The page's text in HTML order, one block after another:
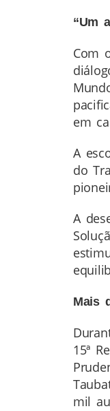
“Um
Com
em
A
do
A
Mais
15ª
mil